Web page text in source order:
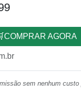
AGORA
sem nenhum custo